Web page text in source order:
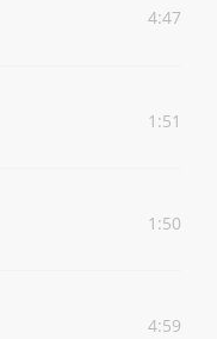
4:47
1:51
1:50
4:59